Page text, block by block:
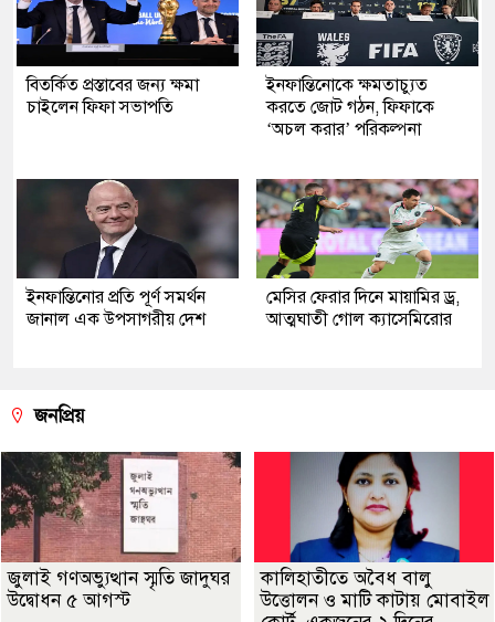
বিতর্কিত প্রস্তাবের জন্য ক্ষমা
চাইলেন ফিফা সভাপতি
ইনফান্তিনোকে ক্ষমতাচ্যুত
করতে জোট গঠন, ফিফাকে
‘অচল করার’ পরিকল্পনা
ইনফান্তিনোর প্রতি পূর্ণ সমর্থন
জানাল এক উপসাগরীয় দেশ
মেসির ফেরার দিনে মায়ামির ড্র,
আত্মঘাতী গোল ক্যাসেমিরোর
জনপ্রিয়
জুলাই গণঅভ্যুত্থান স্মৃতি জাদুঘর
উদ্বোধন ৫ আগস্ট
কালিহাতীতে অবৈধ বালু
উত্তোলন ও মাটি কাটায় মোবাইল